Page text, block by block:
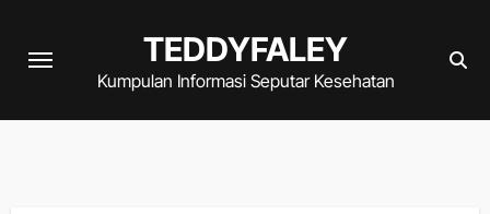
TEDDYFALEY
Kumpulan Informasi Seputar Kesehatan